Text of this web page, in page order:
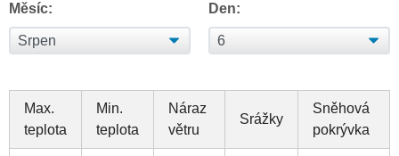
Měsíc: Den:
Max.
teplota
Min.
teplota
Náraz
větru
Srážky
Sněhová
pokrývka